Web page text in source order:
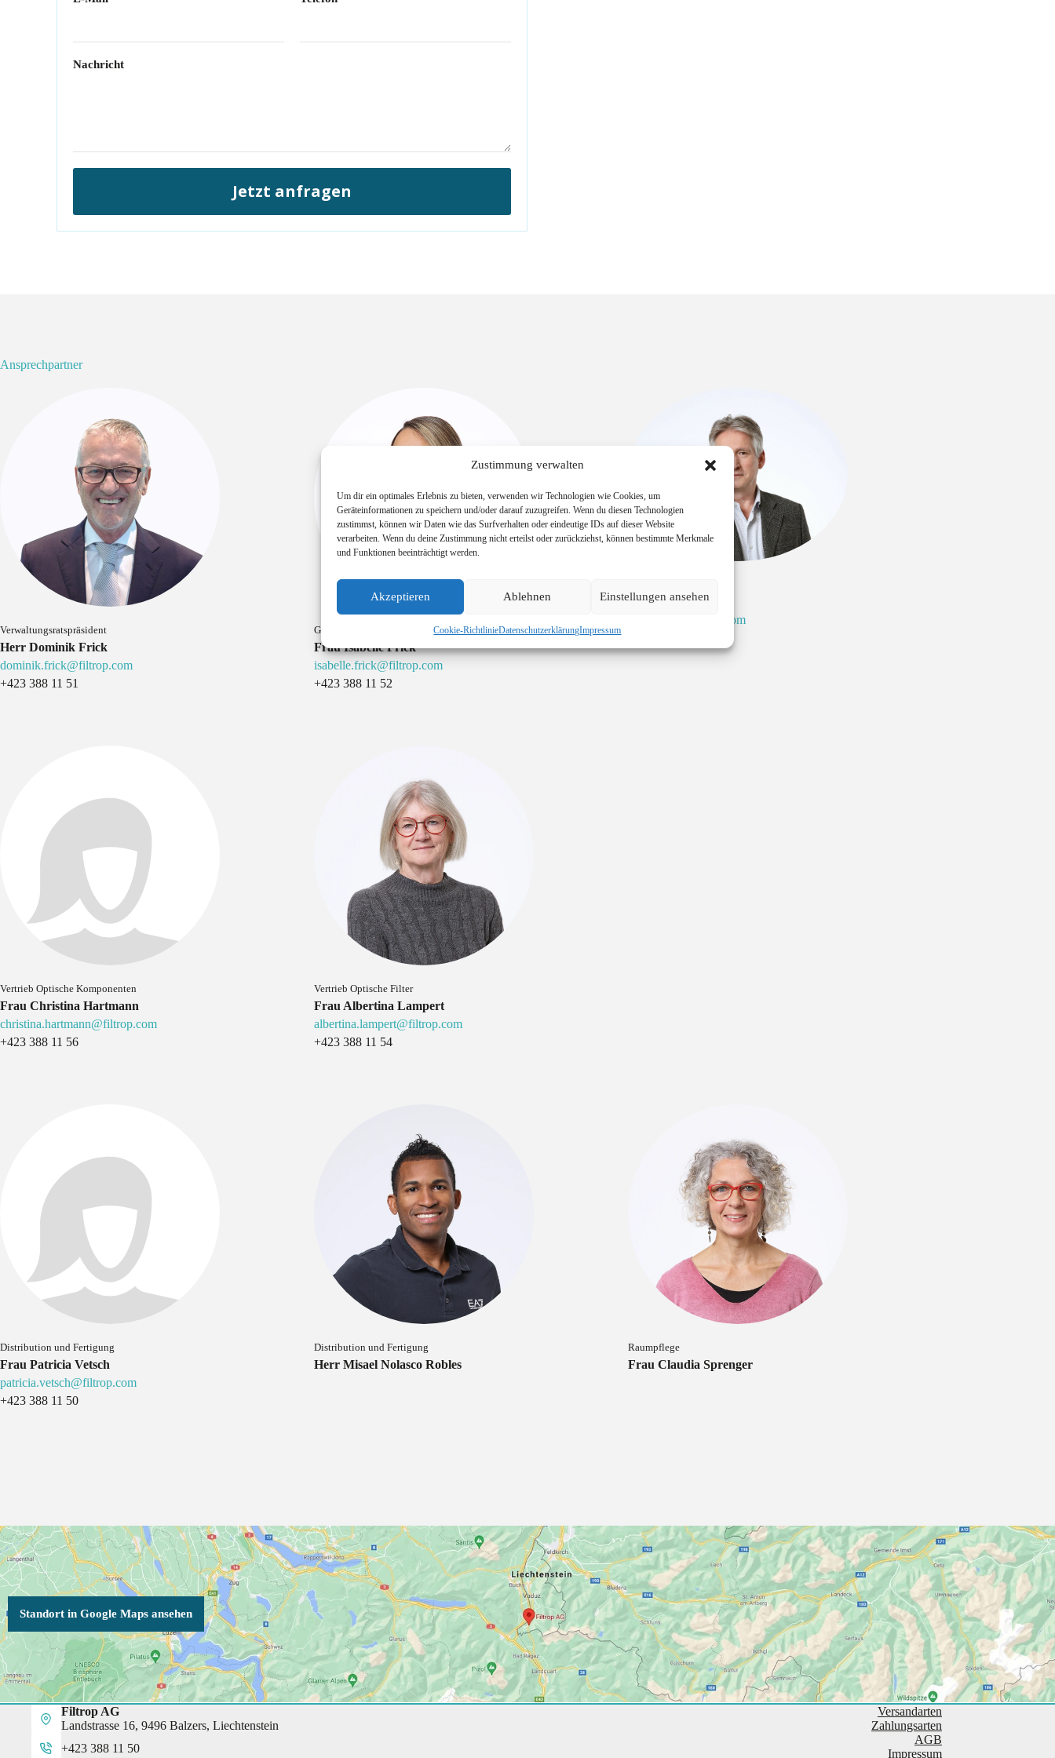
Zustimmung verwalten
Um dir ein optimales Erlebnis zu bieten, verwenden wir Technologien wie Cookies, um
Geräteinformationen zu speichern und/oder darauf zuzugreifen. Wenn du diesen Technologien
zustimmst, können wir Daten wie das Surfverhalten oder eindeutige IDs auf dieser Website
verarbeiten. Wenn du deine Zustimmung nicht erteilst oder zurückziehst, können bestimmte Merkmale
und Funktionen beeinträchtigt werden.
Akzeptieren Ablehnen Einstellungen ansehen
Cookie-RichtlinieDatenschutzerklärungImpressum
Nachricht
Jetzt anfragen
Ansprechpartner
Verwaltungsratspräsident
Herr Dominik Frick
dominik.frick@filtrop.com
+423 388 11 51
Geschäftsführerin
Frau Isabelle Frick
isabelle.frick@filtrop.com
+423 388 11 52
Herr Silvio Nigg
silvio.nigg@filtrop.com
Vertrieb Optische Komponenten
Frau Christina Hartmann
christina.hartmann@filtrop.com
+423 388 11 56
Vertrieb Optische Filter
Frau Albertina Lampert
albertina.lampert@filtrop.com
+423 388 11 54
Distribution und Fertigung
Frau Patricia Vetsch
patricia.vetsch@filtrop.com
+423 388 11 50
Distribution und Fertigung
Herr Misael Nolasco Robles
Raumpflege
Frau Claudia Sprenger
Standort in Google Maps ansehen
Filtrop AG
Landstrasse 16, 9496 Balzers, Liechtenstein
+423 388 11 50
Versandarten
Zahlungsarten
AGB
Impressum